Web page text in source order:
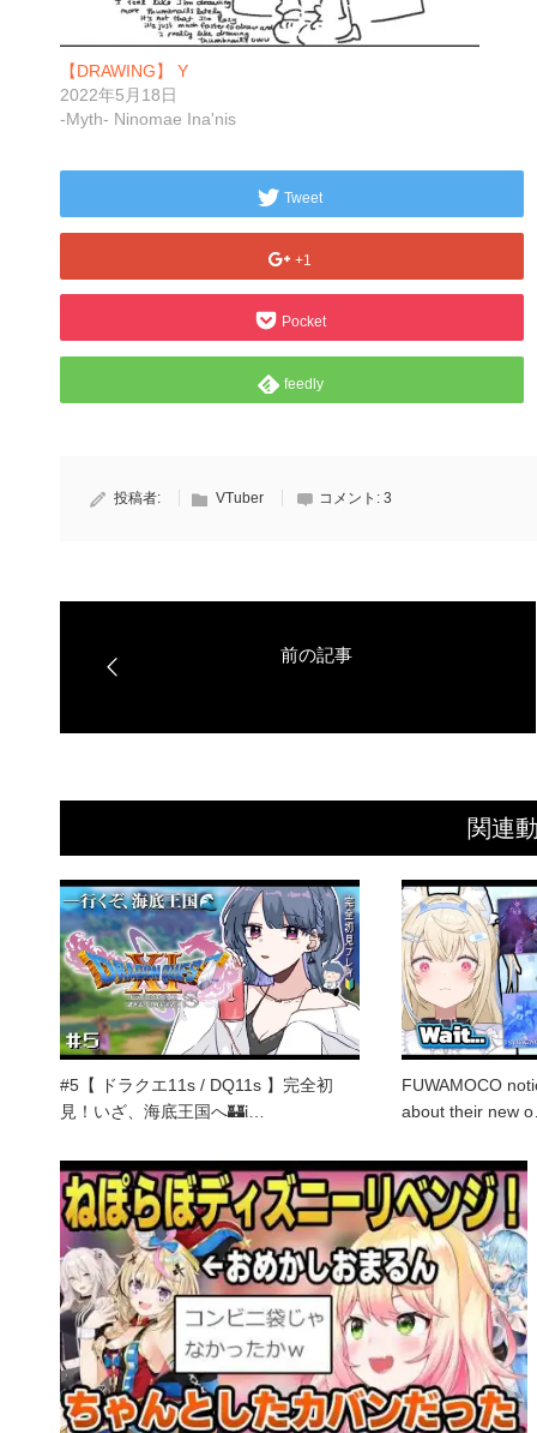
【DRAWING】 Y
2022年5月18日
-Myth- Ninomae Ina'nis
Tweet
+1
Pocket
feedly
投稿者: VTuber コメント: 3
関連
#5【 ドラクエ11s / DQ11s 】完全初
見！いざ、海底王国へ🏰ἰ…
FUWAMOCO
about their new